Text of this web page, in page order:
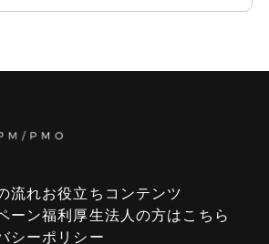
流れお役立ちコンテンツ
ーン福利厚生法人の方はこちら
シーポリシー